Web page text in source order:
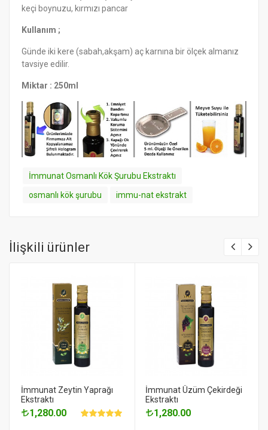
keçi boynuzu, kırmızı pancar
Kullanım ;
Günde iki kere (sabah,akşam) aç karnına bir ölçek almanız
tavsiye edilir.
Miktar : 250ml
İmmunat Osmanlı Kök Şurubu Ekstraktı
osmanlı kök şurubu
immu-nat ekstrakt
İlişkili ürünler
İmmunat Zeytin Yaprağı
Ekstraktı
1,280.00
İmmunat Üzüm Çekirdeği
Ekstraktı
1,280.00